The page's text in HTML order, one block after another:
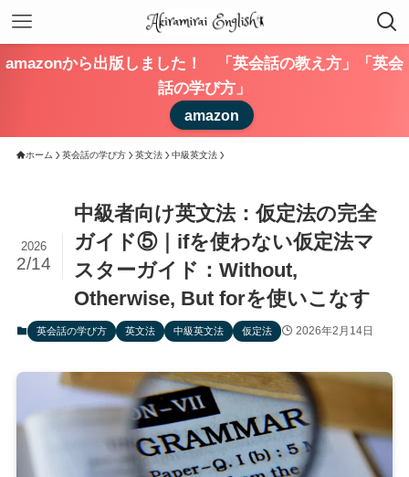
amazonから出版しました！ 「英会話の教え方」「英会
話の学び方」
amazon
ホーム 英会話の学び方 英文法 中級英文法
中級者向け英文法：仮定法の完全
ガイド⑤｜ifを使わない仮定法マ
スターガイド：Without,
Otherwise, But forを使いこなす
2026
2/14
英会話の学び方 英文法 中級英文法 仮定法 2026年2月14日